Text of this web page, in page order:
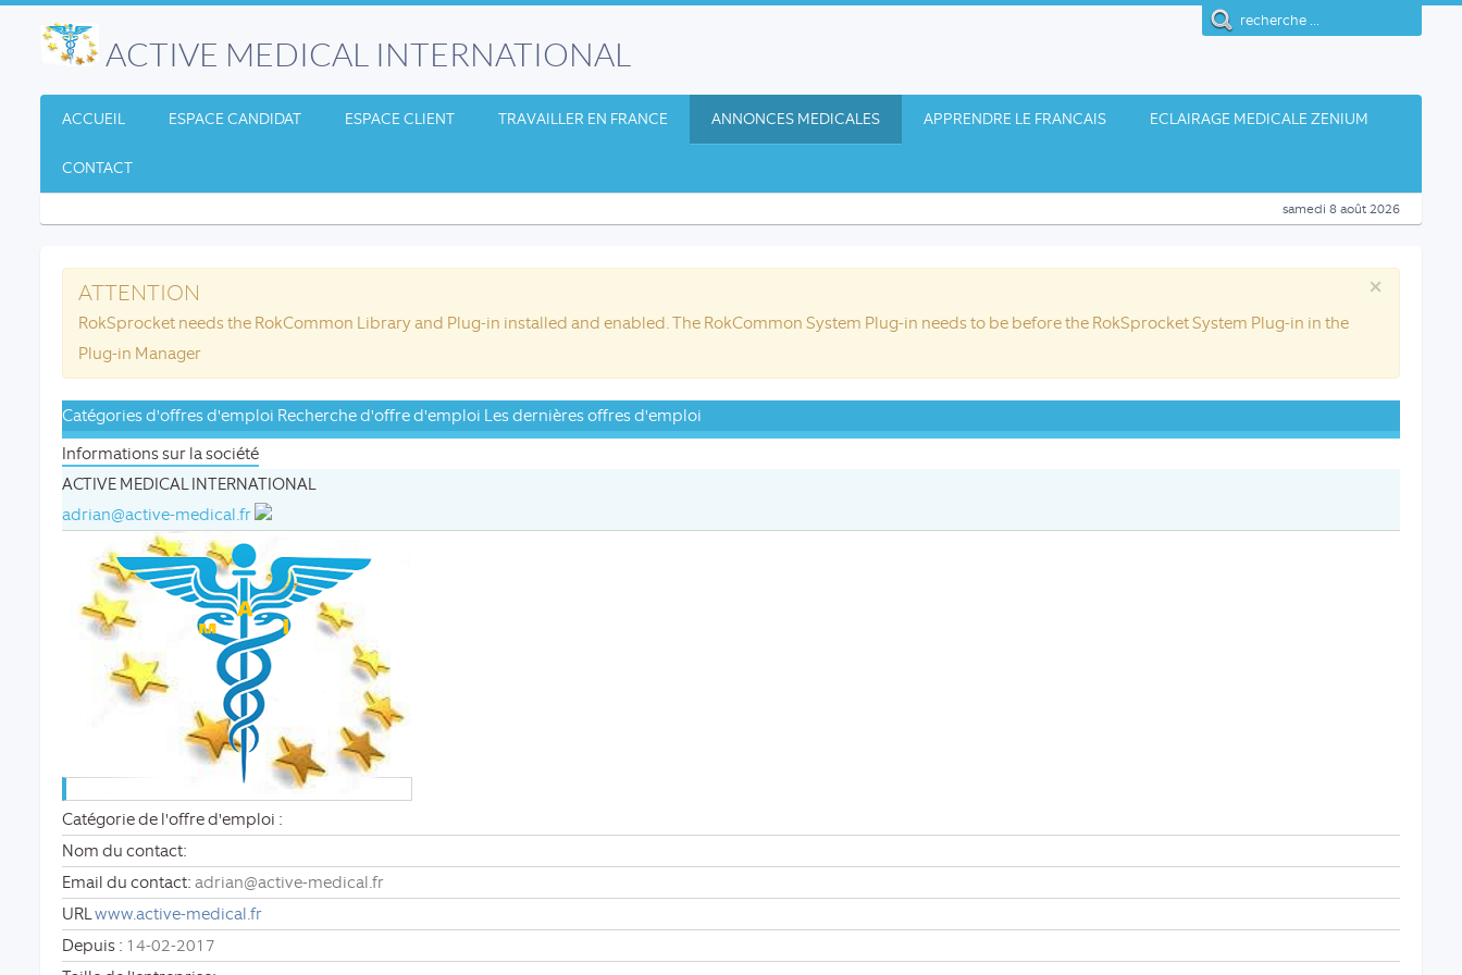
ACTIVE MEDICAL INTERNATIONAL
ACCUEIL ESPACE CANDIDAT ESPACE CLIENT TRAVAILLER EN FRANCE ANNONCES MEDICALES APPRENDRE LE FRANCAIS ECLAIRAGE MEDICALE ZENIUM
CONTACT
samedi 8 août 2026
×
ATTENTION
RokSprocket needs the RokCommon Library and Plug-in installed and enabled. The RokCommon System Plug-in needs to be before the RokSprocket System Plug-in in the
Plug-in Manager
Catégories d'offres d'emploi Recherche d'offre d'emploi Les dernières offres d'emploi
Informations sur la société
ACTIVE MEDICAL INTERNATIONAL
adrian@active-medical.fr
Catégorie de l'offre d'emploi :
Nom du contact:
Email du contact: adrian@active-medical.fr
URLwww.active-medical.fr
Depuis : 14-02-2017